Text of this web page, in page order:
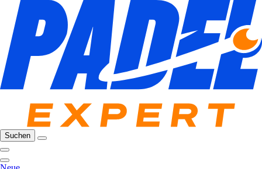
Suchen